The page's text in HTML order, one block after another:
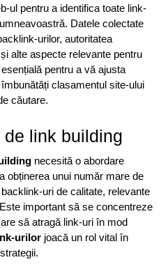
ul pentru a identifica toate link-
Datele colectate
urilor, autoritatea
alte aspecte relevante pentru
pentru a vă ajusta
clasamentul site-ului
căutare.
link building
necesită o abordare
obținerea unui număr mare de
uri de calitate, relevante
important să se concentreze
să atragă link-uri în mod
urilor joacă un rol vital în